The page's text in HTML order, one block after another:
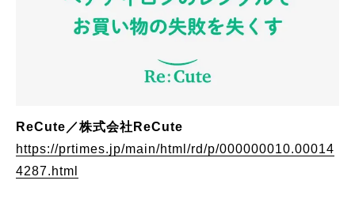
ReCute／株式会社ReCute
https://prtimes.jp/main/html/rd/p/000000010.00014
4287.html